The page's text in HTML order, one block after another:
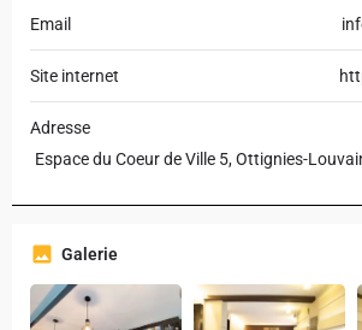
Email
Site internet
Adresse
Espace du Coeur de Ville 5, Ottignies-
Galerie